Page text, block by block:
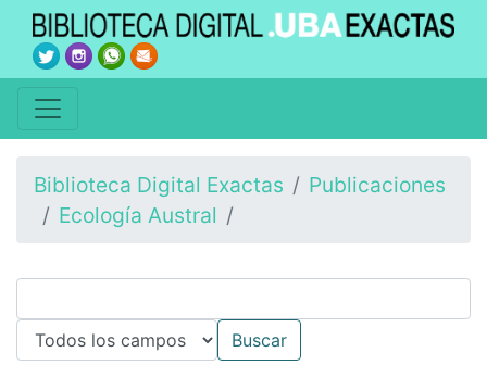
Biblioteca Digital Exactas
Publicaciones
Ecología Austral